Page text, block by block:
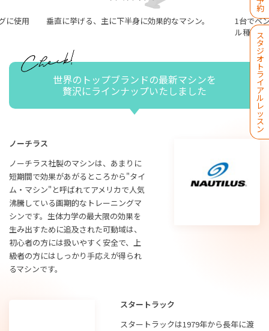
に使用 垂直に挙げる、主に下半身に効果的なマシン。
1台でベ
ル種目を
世界のトップブランドの最新マシンを
贅沢にラインナップいたしました
ノーチラス
ノーチラス社製のマシンは、あまりに
短期間で効果があがるところから"タイ
ム・マシン"と呼ばれてアメリカで人気
沸騰している画期的なトレーニングマ
シンです。生体力学の最大限の効果を
生み出すために追及された可動域は、
初心者の方には扱いやすく安全で、上
級者の方にはしっかり手応えが得られ
るマシンです。
スタートラック
スタートラックは1979年から長年に渡
約
ス
タ
ジ
オ
ト
ラ
イ
ア
ル
レ
ッ
ス
ン